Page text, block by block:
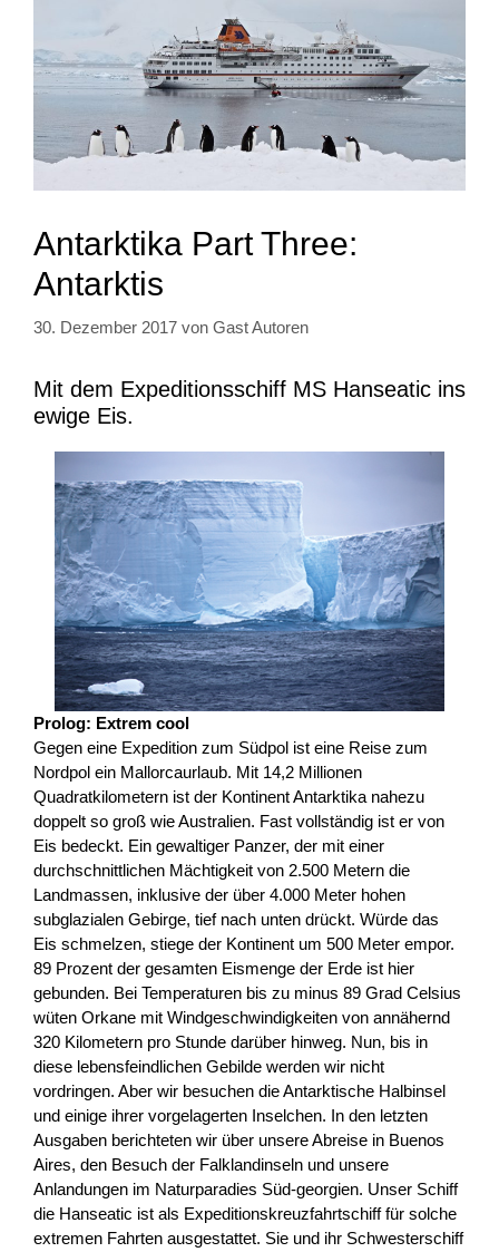
Antarktika Part Three:
Antarktis
30. Dezember 2017 von Gast Autoren
Mit dem Expeditionsschiff MS Hanseatic ins
ewige Eis.
Prolog: Extrem cool
Gegen eine Expedition zum Südpol ist eine Reise zum
Nordpol ein Mallorcaurlaub. Mit 14,2 Millionen
Quadratkilometern ist der Kontinent Antarktika nahezu
doppelt so groß wie Australien. Fast vollständig ist er von
Eis bedeckt. Ein gewaltiger Panzer, der mit einer
durchschnittlichen Mächtigkeit von 2.500 Metern die
Landmassen, inklusive der über 4.000 Meter hohen
subglazialen Gebirge, tief nach unten drückt. Würde das
Eis schmelzen, stiege der Kontinent um 500 Meter empor.
89 Prozent der gesamten Eismenge der Erde ist hier
gebunden. Bei Temperaturen bis zu minus 89 Grad Celsius
wüten Orkane mit Windgeschwindigkeiten von annähernd
320 Kilometern pro Stunde darüber hinweg. Nun, bis in
diese lebensfeindlichen Gebilde werden wir nicht
vordringen. Aber wir besuchen die Antarktische Halbinsel
und einige ihrer vorgelagerten Inselchen. In den letzten
Ausgaben berichteten wir über unsere Abreise in Buenos
Aires, den Besuch der Falklandinseln und unsere
Anlandungen im Naturparadies Süd-georgien. Unser Schiff
die Hanseatic ist als Expeditionskreuzfahrtschiff für solche
extremen Fahrten ausgestattet. Sie und ihr Schwesterschiff